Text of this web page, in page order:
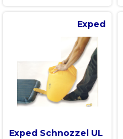
Exped
Exped Schnozzel UL